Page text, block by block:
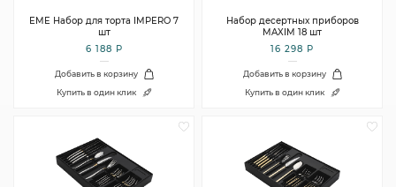
EME Набор для торта IMPERO 7
шт
6 188 Р
Добавить в корзину
Купить в один клик
Набор десертных приборов
MAXIM 18 шт
16 298 Р
Добавить в корзину
Купить в один клик